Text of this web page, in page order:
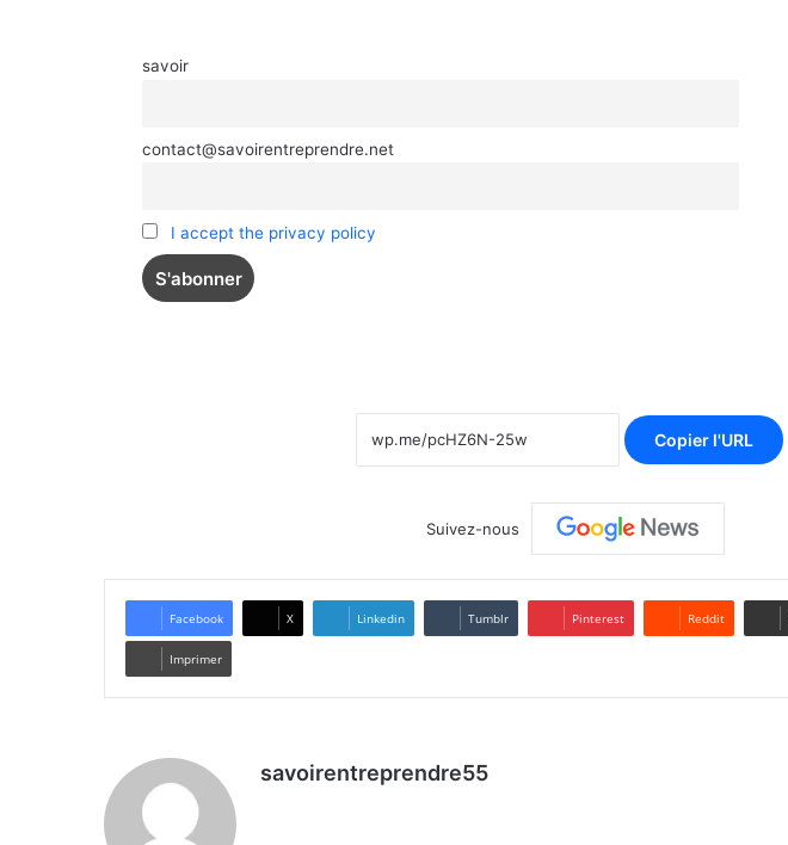
savoir
contact@savoirentreprendre.net
I accept the privacy policy
Copier l'URL
Suivez-nous
Facebook X Linkedin Tumblr Pinterest Reddit
Imprimer
savoirentreprendre55